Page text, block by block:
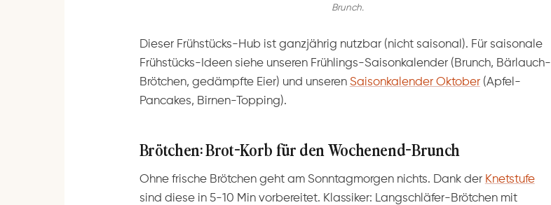
Brunch.
Dieser Frühstücks-Hub ist ganzjährig nutzbar (nicht saisonal). Für saisonale
Frühstücks-Ideen siehe unseren Frühlings-Saisonkalender (Brunch, Bärlauch-
Brötchen, gedämpfte Eier) und unseren Saisonkalender Oktober(Apfel-
Pancakes, Birnen-Topping).
Brötchen: Brot-Korb für den Wochenend-Brunch
Ohne frische Brötchen geht am Sonntagmorgen nichts. Dank der Knetstufe
sind diese in 5-10 Min vorbereitet. Klassiker: Langschläfer-Brötchen mit